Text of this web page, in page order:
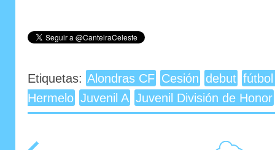
Etiquetas: Alondras CF Cesión debut
Hermelo Juvenil A Juvenil División de Honor